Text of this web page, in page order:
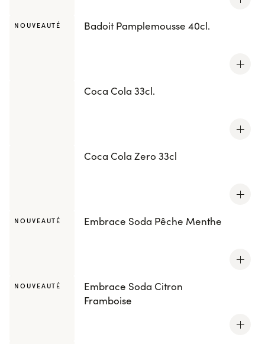
NOUVEAUTÉ Badoit Pamplemousse 40cl.
Coca Cola 33cl.
Coca Cola Zero 33cl
NOUVEAUTÉ Embrace Soda Pêche Menthe
NOUVEAUTÉ
Embrace Soda Citron
Framboise